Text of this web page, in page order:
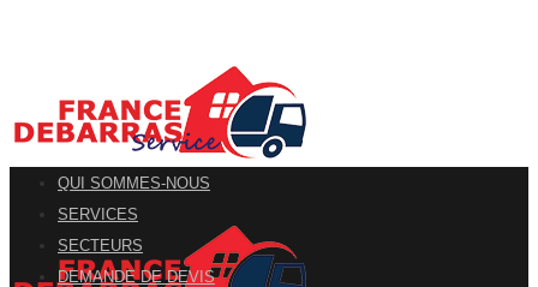
QUI SOMMES-NOUS
SERVICES
SECTEURS
DEMANDE DE DEVIS